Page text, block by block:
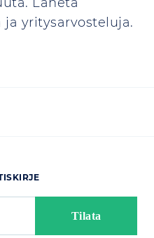
Lähetä
yritysarvosteluja.